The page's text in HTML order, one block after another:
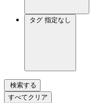
タグ 指定なし
検索する
すべてクリア